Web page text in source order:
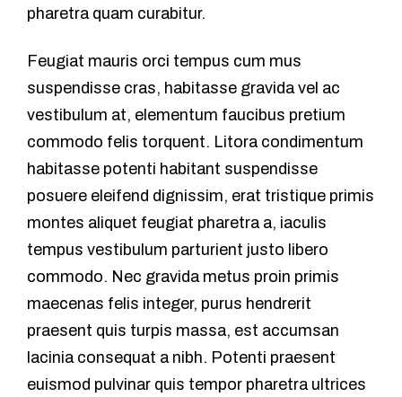
pharetra quam curabitur.
Feugiat mauris orci tempus cum mus
suspendisse cras, habitasse gravida vel ac
vestibulum at, elementum faucibus pretium
commodo felis torquent. Litora condimentum
habitasse potenti habitant suspendisse
posuere eleifend dignissim, erat tristique primis
montes aliquet feugiat pharetra a, iaculis
tempus vestibulum parturient justo libero
commodo. Nec gravida metus proin primis
maecenas felis integer, purus hendrerit
praesent quis turpis massa, est accumsan
lacinia consequat a nibh. Potenti praesent
euismod pulvinar quis tempor pharetra ultrices